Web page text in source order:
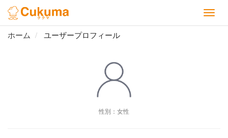
ホーム ユーザープロフィール
性別：女性